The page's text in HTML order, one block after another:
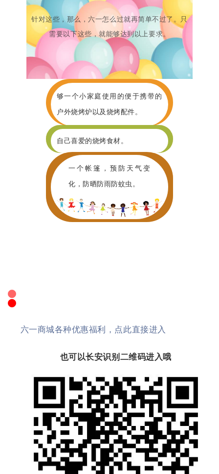
针对这些，那么，六一怎么过就再简单不过了。只
需要以下这些，就能够达到以上要求。
够一个小家庭使用的便于携带的
户外烧烤炉以及烧烤配件 。
自己喜爱的烧烤食材 。
一个帐篷，预防天气变
化，防晒防雨防蚊虫 。
六一商城各种优惠福利，点此直接进入
也可以长安识别二维码进入哦